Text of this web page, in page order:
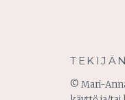
© Mari-